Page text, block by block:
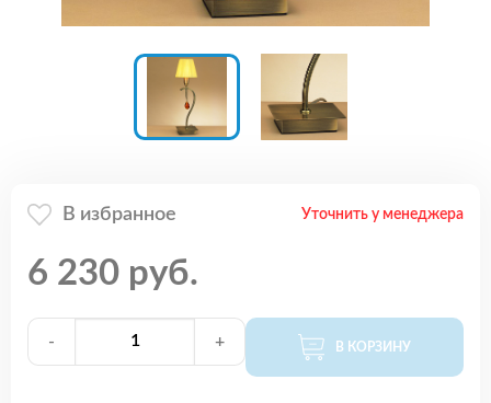
В избранное Уточнить у менеджера
6 230 руб.
- + В КОРЗИНУ